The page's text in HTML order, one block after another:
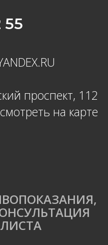
55
проспект, 112
на карте